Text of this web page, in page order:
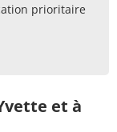
prioritaire
et à